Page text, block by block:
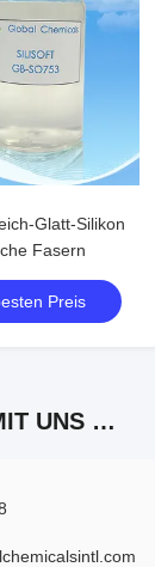
Glatt-Silikon
Fasern
Preis
TRETEN SIE MIT UNS IN VERBINDUNG